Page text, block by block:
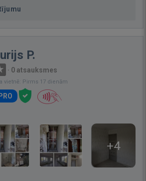
P.
· 0 atsauksmes
vietnē: Pirms 17 dienām
PRO
+4